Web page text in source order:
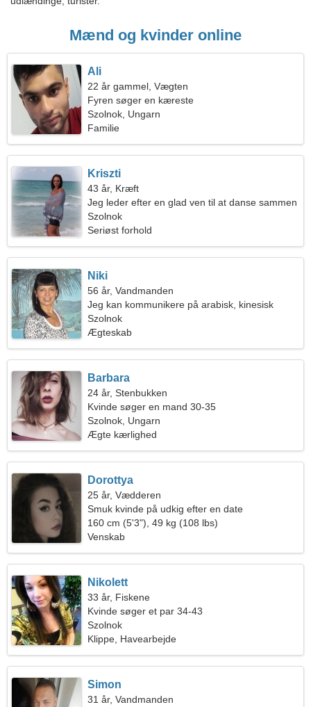
Mænd og kvinder online
Ali
22 år gammel, Vægten
Fyren søger en kæreste
Szolnok, Ungarn
Familie
Kriszti
43 år, Kræft
Jeg leder efter en glad ven til at danse sammen
Szolnok
Seriøst forhold
Niki
56 år, Vandmanden
Jeg kan kommunikere på arabisk, kinesisk
Szolnok
Ægteskab
Barbara
24 år, Stenbukken
Kvinde søger en mand 30-35
Szolnok, Ungarn
Ægte kærlighed
Dorottya
25 år, Vædderen
Smuk kvinde på udkig efter en date
160 cm (5'3"), 49 kg (108 lbs)
Venskab
Nikolett
33 år, Fiskene
Kvinde søger et par 34-43
Szolnok
Klippe, Havearbejde
Simon
31 år, Vandmanden